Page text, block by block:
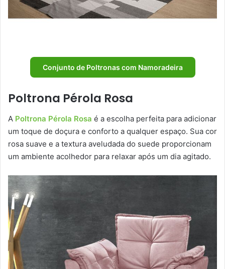
Conjunto de Poltronas com Namoradeira
Poltrona Pérola Rosa
A Poltrona Pérola Rosa é a escolha perfeita para adicionar
um toque de doçura e conforto a qualquer espaço. Sua cor
rosa suave e a textura aveludada do suede proporcionam
um ambiente acolhedor para relaxar após um dia agitado.